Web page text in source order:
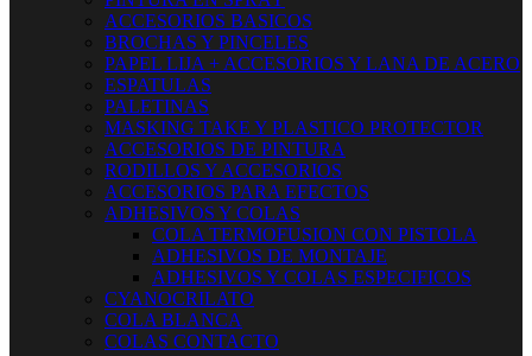
ACCESORIOS BASICOS
BROCHAS Y PINCELES
PAPEL LIJA + ACCESORIOS Y LANA DE ACERO
ESPATULAS
PALETINAS
MASKING TAKE Y PLASTICO PROTECTOR
ACCESORIOS DE PINTURA
RODILLOS Y ACCESORIOS
ACCESORIOS PARA EFECTOS
ADHESIVOS Y COLAS
COLA TERMOFUSION CON PISTOLA
ADHESIVOS DE MONTAJE
ADHESIVOS Y COLAS ESPECIFICOS
CYANOCRILATO
COLA BLANCA
COLAS CONTACTO